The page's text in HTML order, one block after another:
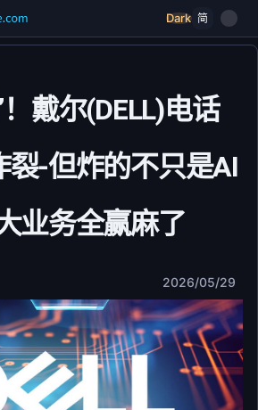
Dark 简
戴尔(DELL)电话
裂-但炸的不只是AI
业务全赢麻了
2026/05/29